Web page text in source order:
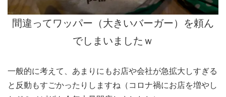
間違ってワッパー（大きいバーガー）を頼ん
でしまいましたｗ
一般的に考えて、あまりにもお店や会社が急拡大しすぎる
と反動もすごかったりしますね（コロナ禍にお店を増やし